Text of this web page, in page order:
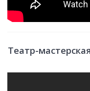
Театр-